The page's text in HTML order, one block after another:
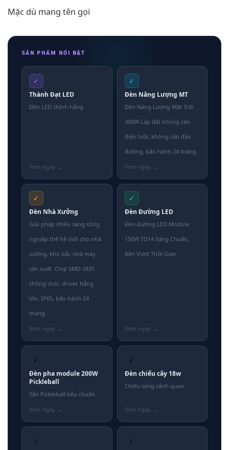
Mặc dù mang tên gọi
SẢN PHẨM NỔI BẬT
✓
Thành Đạt LED
Đèn LED chính hãng
✓
Đèn Năng Lượng MT
Đèn Năng Lượng Mặt Trời
300W Lắp đặt không cần
điện lưới, không cần đào
đường, bảo hành 24 tháng.
✓
Đèn Nhà Xưởng
Giải pháp chiếu sáng công
nghiệp thế hệ mới cho nhà
xưởng, kho bãi, nhà máy
sản xuất. Chip SMD 2835
chống chói, driver hãng
lớn, IP65, bảo hành 24
tháng.
✓
Đèn Đường LED
Đèn Đường LED Module
150W TD14 Sáng Chuẩn,
Bền Vượt Thời Gian
✓
Đèn pha module 200W
Pickleball
Sân Pickleball tiêu chuẩn
✓
Đèn chiếu cây 18w
Chiếu sáng cảnh quan
✓ ✓